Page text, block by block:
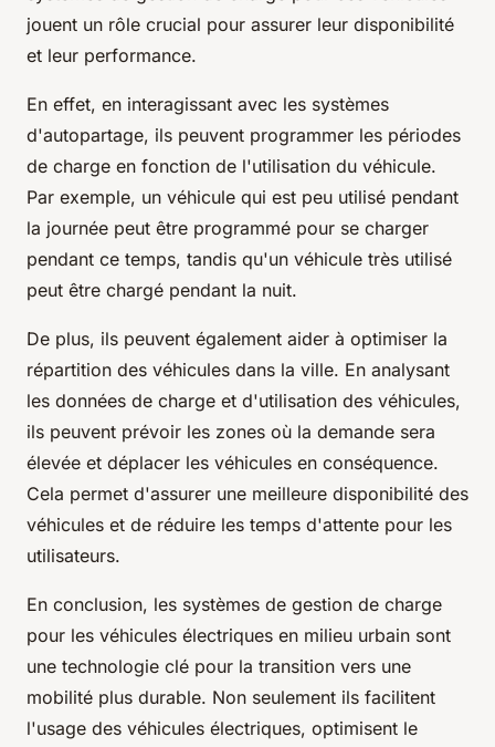
jouent un rôle crucial pour assurer leur disponibilité
et leur performance.
En effet, en interagissant avec les systèmes
d'autopartage, ils peuvent programmer les périodes
de charge en fonction de l'utilisation du véhicule.
Par exemple, un véhicule qui est peu utilisé pendant
la journée peut être programmé pour se charger
pendant ce temps, tandis qu'un véhicule très utilisé
peut être chargé pendant la nuit.
De plus, ils peuvent également aider à optimiser la
répartition des véhicules dans la ville. En analysant
les données de charge et d'utilisation des véhicules,
ils peuvent prévoir les zones où la demande sera
élevée et déplacer les véhicules en conséquence.
Cela permet d'assurer une meilleure disponibilité des
véhicules et de réduire les temps d'attente pour les
utilisateurs.
En conclusion, les systèmes de gestion de charge
pour les véhicules électriques en milieu urbain sont
une technologie clé pour la transition vers une
mobilité plus durable. Non seulement ils facilitent
l'usage des véhicules électriques, optimisent le